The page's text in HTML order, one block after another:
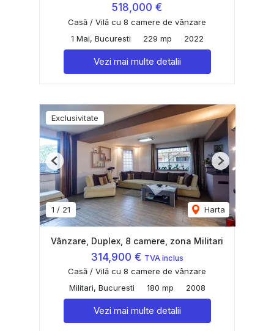
518,000 €
Casă / Vilă cu 8 camere de vânzare
1 Mai, Bucuresti
229 mp 2022
Vezi mai multe detalii
Exclusivitate
1 / 21 Harta
Previous Next
Vânzare, Duplex, 8 camere, zona Militari
314,900 € TVA inclus
Casă / Vilă cu 8 camere de vânzare
Militari, Bucuresti
180 mp 2008
Vezi mai multe detalii